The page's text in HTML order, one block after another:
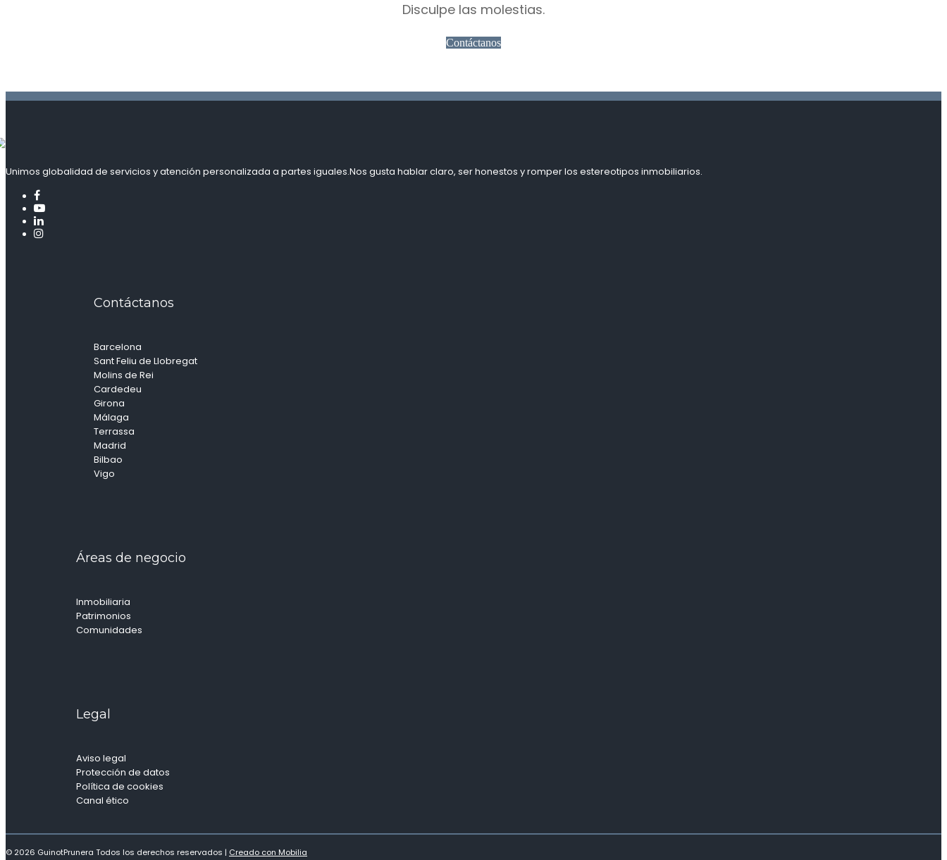
Disculpe las molestias.
Contáctanos
Unimos globalidad de servicios y atención personalizada a partes iguales.Nos gusta hablar claro, ser honestos y romper los estereotipos inmobiliarios.
Contáctanos
Barcelona
Sant Feliu de Llobregat
Molins de Rei
Cardedeu
Girona
Málaga
Terrassa
Madrid
Bilbao
Vigo
Áreas de negocio
Inmobiliaria
Patrimonios
Comunidades
Legal
Aviso legal
Protección de datos
Política de cookies
Canal ético
© 2026 GuinotPrunera Todos los derechos reservados | Creado con Mobilia